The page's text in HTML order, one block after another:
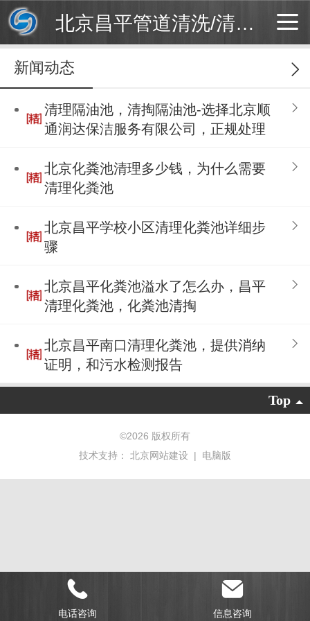
北京昌平管道清洗/清理化粪池公司
新闻动态
清理隔油池，清掏隔油池-选择北京顺
通润达保洁服务有限公司，正规处理
北京化粪池清理多少钱，为什么需要
清理化粪池
北京昌平学校小区清理化粪池详细步
骤
北京昌平化粪池溢水了怎么办，昌平
清理化粪池，化粪池清掏
北京昌平南口清理化粪池，提供消纳
证明，和污水检测报告
Top
©2026 版权所有
技术支持： 北京网站建设 | 电脑版
电话咨询 信息咨询